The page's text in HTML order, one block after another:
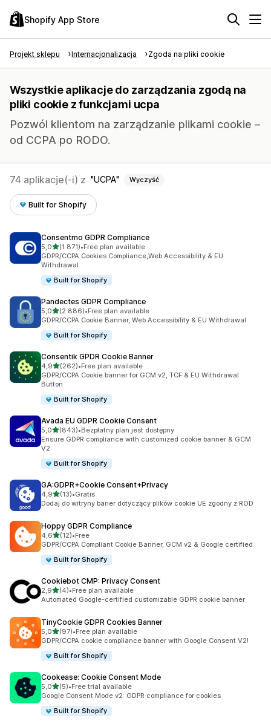
Shopify App Store
Projekt sklepu Internacjonalizacja Zgoda na pliki cookie
Wszystkie aplikacje do zarządzania zgodą na
pliki cookie z funkcjami ucpa
Pozwól klientom na zarządzanie plikami cookie –
od CCPA po RODO.
74 aplikacje(-i) z UCPA Wyczyść
Built for Shopify
Consentmo GDPR Compliance
5,0na 5 gwiazdek
(1 871)
Łączna liczba recenzji: 1871
•Free plan available
GDPR/CCPA Cookies Compliance,Web Accessibility & EU
Withdrawal
Built for Shopify
Pandectes GDPR Compliance
5,0na 5 gwiazdek
(2 886)
Łączna liczba recenzji: 2886
•Free plan available
GDPR/CCPA Cookie Banner, Web Accessibility & EU Withdrawal
Built for Shopify
Consentik GPDR Cookie Banner
4,9na 5 gwiazdek
(262)
Łączna liczba recenzji: 262
•Free plan available
GDPR/CCPA Cookie banner for GCM v2, TCF & EU Withdrawal
Button
Built for Shopify
Avada EU GDPR Cookie Consent
5,0na 5 gwiazdek
(843)
Łączna liczba recenzji: 843
•Bezpłatny plan jest dostępny
Ensure GDPR compliance with customized cookie banner & GCM
V2
Built for Shopify
GA:GDPR+Cookie Consent+Privacy
4,9na 5 gwiazdek
(13)
Łączna liczba recenzji: 13
•Gratis
Dodaj do witryny baner dotyczący plików cookie UE zgodny z ROD
Hoppy GDPR Compliance
4,6na 5 gwiazdek
(12)
Łączna liczba recenzji: 12
•Free
GDPR/CCPA Compliant Cookie Banner, GCM v2 & Google certified
Built for Shopify
Cookiebot CMP: Privacy Consent
2,9na 5 gwiazdek
(4)
Łączna liczba recenzji: 4
•Free plan available
Automated Google-certified customizable GDPR cookie banner
TinyCookie GDPR Cookies Banner
5,0na 5 gwiazdek
(97)
Łączna liczba recenzji: 97
•Free plan available
GDPR/CCPA cookie compliance banner with Google Consent V2!
Built for Shopify
Cookease: Cookie Consent Mode
5,0na 5 gwiazdek
(5)
Łączna liczba recenzji: 5
•Free trial available
Google Consent Mode v2: GDPR compliance for cookies
Built for Shopify